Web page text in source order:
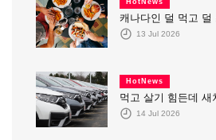
캐나다인 덜 먹고 덜
13 Jul 2026
HotNews
먹고 살기 힘든데 새
14 Jul 2026